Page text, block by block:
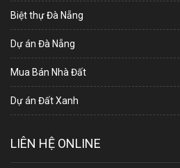
Biệt thự Đà Nẵng
Dự án Đà Nẵng
Mua Bán Nhà Đất
Dự án Đất Xanh
LIÊN HỆ ONLINE